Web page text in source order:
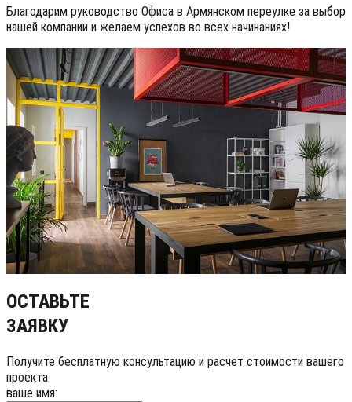
Благодарим руководство Офиса в Армянском переулке за выбор
нашей компании и желаем успехов во всех начинаниях!
ОСТАВЬТЕ
ЗАЯВКУ
Получите бесплатную консультацию и расчет стоимости вашего
проекта
ваше имя: